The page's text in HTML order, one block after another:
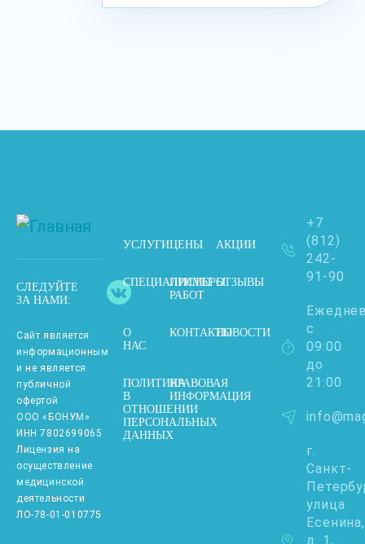
СЛЕДУЙТЕ
ЗА НАМИ:
Сайт является
информационным
и не является
публичной
офертой
ООО «БОНУМ»
ИНН 7802699065
Лицензия на
осуществление
медицинской
деятельности
ЛО-78-01-010775
УСЛУГИЦЕНЫ АКЦИИ
СПЕЦИАЛИСТЫ
ПРИМЕРЫ
РАБОТ
ОТЗЫВЫ
О
НАС
КОНТАКТЫНОВОСТИ
ПОЛИТИКА
В
ОТНОШЕНИИ
ПЕРСОНАЛЬНЫХ
ДАННЫХ
ПРАВОВАЯ
ИНФОРМАЦИЯ
+7
(812)
242-
91-90
с
09:00
до
21:00
г.
Санкт-
улица
Есенина,
д. 1,